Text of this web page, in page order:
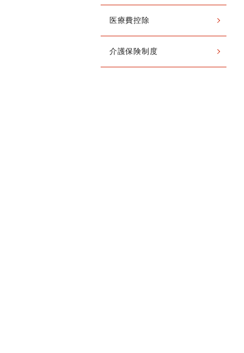
医療費控除
介護保険制度